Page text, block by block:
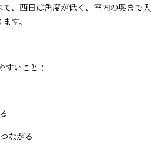
、西日は角度が低く、室内の奥まで入
す。
いこと：
ながる